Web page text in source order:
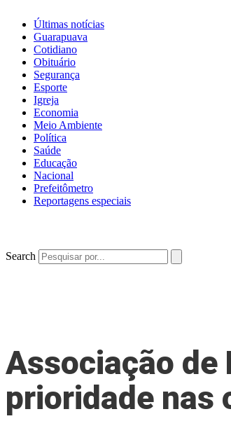
Últimas notícias
Guarapuava
Cotidiano
Obituário
Segurança
Esporte
Igreja
Economia
Meio Ambiente
Política
Saúde
Educação
Nacional
Prefeitômetro
Reportagens especiais
Search
Associação de
prioridade nas